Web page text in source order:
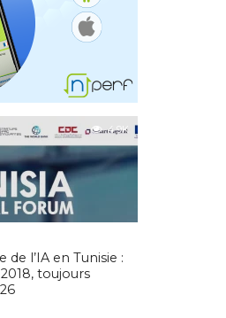
4.9K
l’IA en Tunisie :
toujours